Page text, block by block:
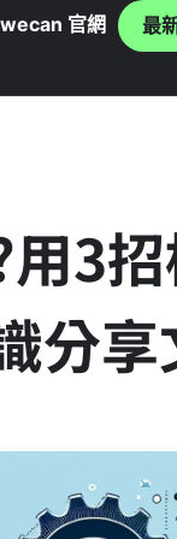
wecan 官網 最
3
分享